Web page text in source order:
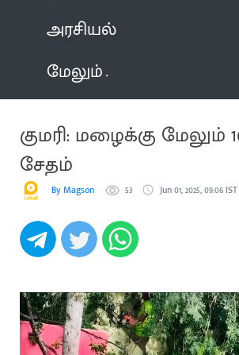
அரசியல்
மேலும்
குமரி: மழைக்கு மேலும்
சேதம்
By Magson 53 Jun 01, 2025, 09:06 IST